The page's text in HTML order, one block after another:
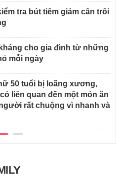
tra bút tiêm giảm cân trôi
cho gia đình từ những
mỗi ngày
50 tuổi bị loãng xương,
liên quan đến một món ăn
rất chuộng vì nhanh và